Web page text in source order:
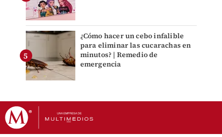
¿Cómo hacer un cebo infalible
para eliminar las cucarachas en
minutos? | Remedio de
emergencia